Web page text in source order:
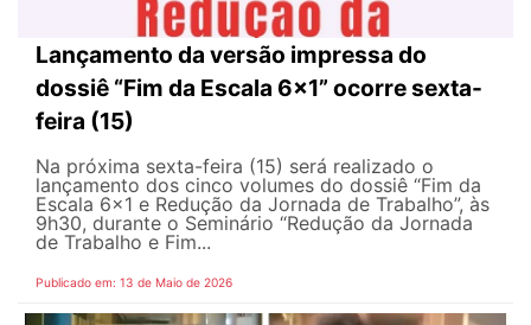
Lançamento da versão impressa do
dossiê “Fim da Escala 6×1” ocorre sexta-
feira (15)
Na próxima sexta-feira (15) será realizado o
lançamento dos cinco volumes do dossiê “Fim da
Escala 6×1 e Redução da Jornada de Trabalho”, às
9h30, durante o Seminário “Redução da Jornada
de Trabalho e Fim...
Publicado em: 13 de Maio de 2026